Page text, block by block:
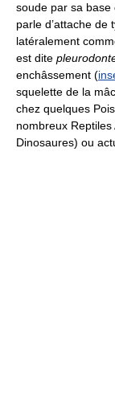
soude par sa base
parle d’attache de
latéralement
est dite
enchâssement (
squelette de la
chez quelques
nombreux
Dinosaures) ou